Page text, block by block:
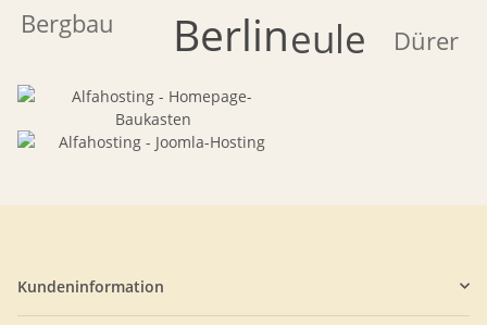
Berlineule
Bergbau Dürer
Kundeninformation